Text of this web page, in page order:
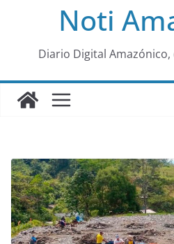
al
Noti
Diario Digital